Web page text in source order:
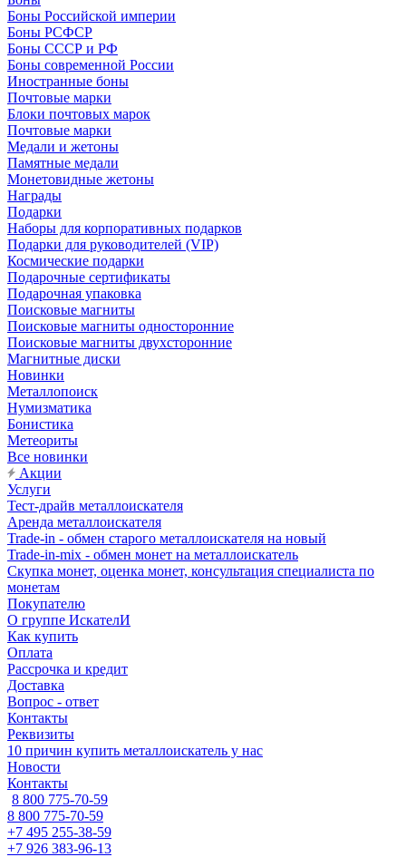
Боны Российской империи
Боны РСФСР
Боны СССР и РФ
Боны современной России
Иностранные боны
Почтовые марки
Блоки почтовых марок
Почтовые марки
Медали и жетоны
Памятные медали
Монетовидные жетоны
Награды
Подарки
Наборы для корпоративных подарков
Подарки для руководителей (VIP)
Космические подарки
Подарочные сертификаты
Подарочная упаковка
Поисковые магниты
Поисковые магниты односторонние
Поисковые магниты двухсторонние
Магнитные диски
Новинки
Металлопоиск
Нумизматика
Бонистика
Метеориты
Все новинки
Акции
Услуги
Тест-драйв металлоискателя
Аренда металлоискателя
Trade-in - обмен старого металлоискателя на новый
Trade-in-mix - обмен монет на металлоискатель
Скупка монет, оценка монет, консультация специалиста по
монетам
Покупателю
О группе ИскателИ
Как купить
Оплата
Рассрочка и кредит
Доставка
Вопрос - ответ
Контакты
Реквизиты
10 причин купить металлоискатель у нас
Новости
Контакты
8 800 775-70-59
8 800 775-70-59
+7 495 255-38-59
+7 926 383-96-13